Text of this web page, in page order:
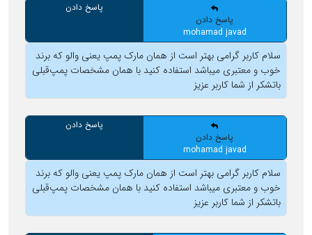
پاسخ دادن
mohamad javad
پاسخ دادن
سلام کاربر گرامی بهتر است از همان مارک پمپ یعنی والو که برند
خوب و معتبری میباشد استفاده کنید با همان مشخصات پمپ‌قبلی
باتشکر از شما کاربر عزیز
پاسخ دادن
mohamad javad
پاسخ دادن
سلام کاربر گرامی بهتر است از همان مارک پمپ یعنی والو که برند
خوب و معتبری میباشد استفاده کنید با همان مشخصات پمپ‌قبلی
باتشکر از شما کاربر عزیز